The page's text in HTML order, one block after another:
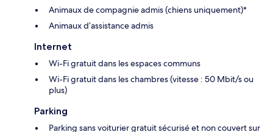
Animaux de compagnie admis (chiens uniquement)*
Animaux d’assistance admis
Internet
Wi-Fi gratuit dans les espaces communs
Wi-Fi gratuit dans les chambres (vitesse : 50 Mbit/s ou
plus)
Parking
Parking sans voiturier gratuit sécurisé et non couvert sur